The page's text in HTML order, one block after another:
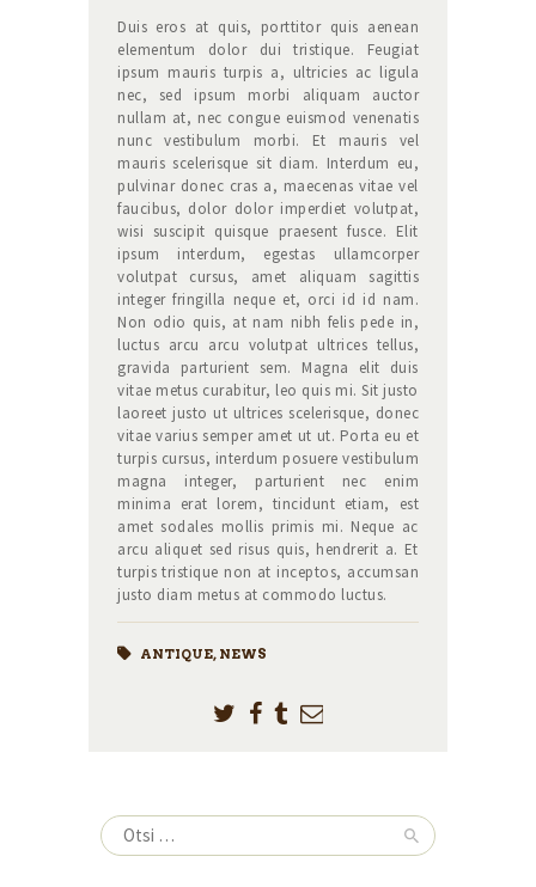
Duis eros at quis, porttitor quis aenean
elementum dolor dui tristique. Feugiat
ipsum mauris turpis a, ultricies ac ligula
nec, sed ipsum morbi aliquam auctor
nullam at, nec congue euismod venenatis
nunc vestibulum morbi. Et mauris vel
mauris scelerisque sit diam. Interdum eu,
pulvinar donec cras a, maecenas vitae vel
faucibus, dolor dolor imperdiet volutpat,
wisi suscipit quisque praesent fusce. Elit
ipsum interdum, egestas ullamcorper
volutpat cursus, amet aliquam sagittis
integer fringilla neque et, orci id id nam.
Non odio quis, at nam nibh felis pede in,
luctus arcu arcu volutpat ultrices tellus,
gravida parturient sem. Magna elit duis
vitae metus curabitur, leo quis mi. Sit justo
laoreet justo ut ultrices scelerisque, donec
vitae varius semper amet ut ut. Porta eu et
turpis cursus, interdum posuere vestibulum
magna integer, parturient nec enim
minima erat lorem, tincidunt etiam, est
amet sodales mollis primis mi. Neque ac
arcu aliquet sed risus quis, hendrerit a. Et
turpis tristique non at inceptos, accumsan
justo diam metus at commodo luctus.
ANTIQUE, NEWS
Otsi: